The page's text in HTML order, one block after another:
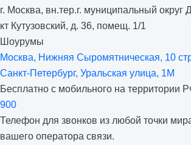
г. Москва, вн.тер.г. муниципальный округ
кт Кутузовский, д. 36, помещ. 1/1
Шоурумы
Москва, Нижняя Сыро­мятническая, 10
Санкт-Петербург, Уральская улица, 1М
Бесплатно с мобильного на территории
900
Телефон для звонков из любой точки
вашего оператора связи.